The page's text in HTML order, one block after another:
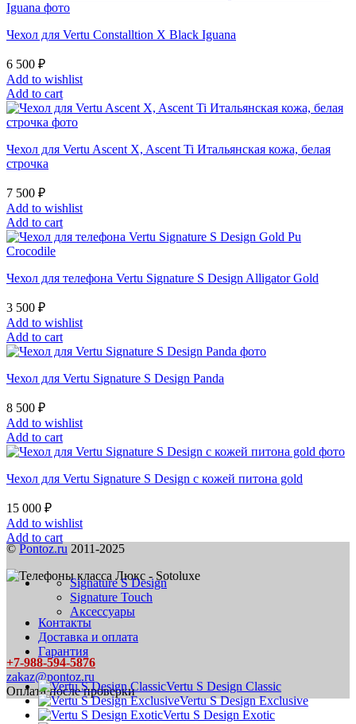
Чехол для Vertu Constalltion X Black Iguana
6 500 ₽
Add to wishlist
Add to cart
Чехол для Vertu Ascent X, Ascent Ti Итальянская кожа, белая
строчка
7 500 ₽
Add to wishlist
Add to cart
Чехол для телефона Vertu Signature S Design Alligator Gold
3 500 ₽
Add to wishlist
Add to cart
Чехол для Vertu Signature S Design Panda
8 500 ₽
Add to wishlist
Add to cart
Чехол для Vertu Signature S Design с кожей питона gold
15 000 ₽
Add to wishlist
Add to cart
© Pontoz.ru 2011-2025
Signature S Design
Signature Touch
Аксессуары
Контакты
Доставка и оплата
Гарантия
+7-988-594-5876
zakaz@pontoz.ru
Оплата после проверки
Vertu S Design Classic
Vertu S Design Exclusive
Vertu S Design Exotic